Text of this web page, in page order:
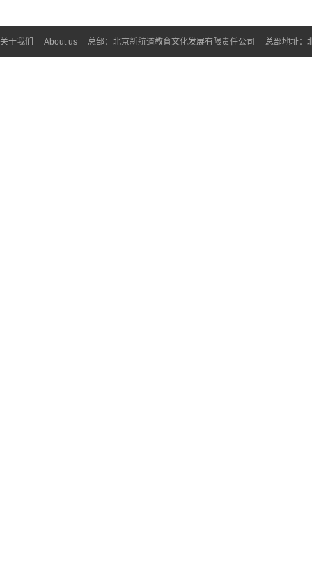
关于我们 About us 总部：北京新航道教育文化发展有限责任公司 总部地址：